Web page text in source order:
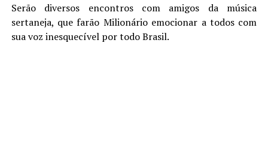
Serão diversos encontros com amigos da música
sertaneja, que farão Milionário emocionar a todos com
sua voz inesquecível por todo Brasil.